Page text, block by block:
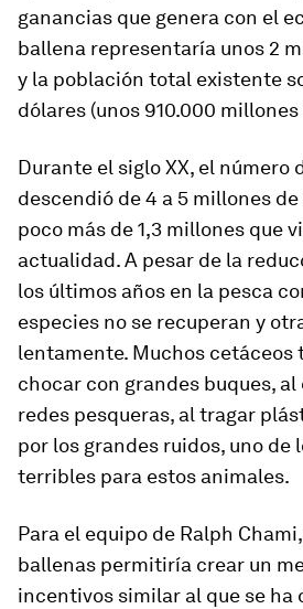
ganancias que genera con el
ballena representaría unos 2
y la población total existente
dólares (unos 910.000 millones
Durante el siglo XX, el número
descendió de 4 a 5 millones
poco más de 1,3 millones que
actualidad. A pesar de la
los últimos años en la pesca
especies no se recuperan y
lentamente. Muchos cetáceos
chocar con grandes buques,
redes pesqueras, al tragar
por los grandes ruidos, uno de
terribles para estos animales.
Para el equipo de Ralph
ballenas permitiría crear un
incentivos similar al que se ha